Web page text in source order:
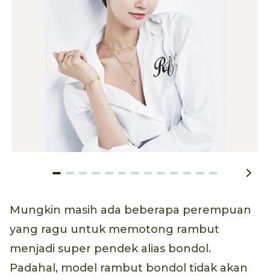
Mungkin masih ada beberapa perempuan
yang ragu untuk memotong rambut
menjadi super pendek alias bondol.
Padahal, model rambut bondol tidak akan